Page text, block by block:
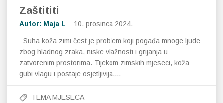
Zaštititi
Autor: Maja L 10. prosinca 2024.
Suha koža zimi čest je problem koji pogađa mnoge ljude
zbog hladnog zraka, niske vlažnosti i grijanja u
zatvorenim prostorima. Tijekom zimskih mjeseci, koža
gubi vlagu i postaje osjetljivija,…
TEMA MJESECA